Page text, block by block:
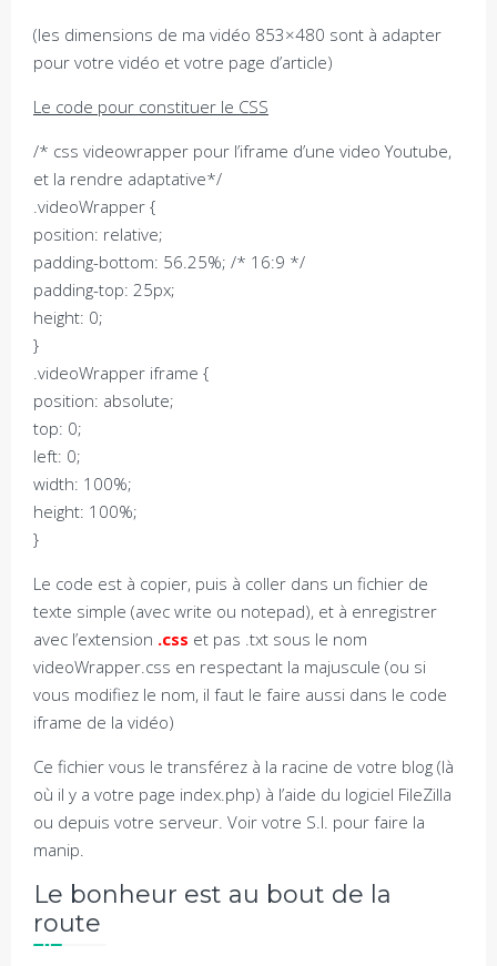
(les dimensions de ma vidéo 853×480 sont à adapter
pour votre vidéo et votre page d’article)
Le code pour constituer le CSS
/* css videowrapper pour l’iframe d’une video Youtube,
et la rendre adaptative*/
.videoWrapper {
position: relative;
padding-bottom: 56.25%; /* 16:9 */
padding-top: 25px;
height: 0;
}
.videoWrapper iframe {
position: absolute;
top: 0;
left: 0;
width: 100%;
height: 100%;
}
Le code est à copier, puis à coller dans un fichier de
texte simple (avec write ou notepad), et à enregistrer
avec l’extension .css et pas .txt sous le nom
videoWrapper.css en respectant la majuscule (ou si
vous modifiez le nom, il faut le faire aussi dans le code
iframe de la vidéo)
Ce fichier vous le transférez à la racine de votre blog (là
où il y a votre page index.php) à l’aide du logiciel FileZilla
ou depuis votre serveur. Voir votre S.I. pour faire la
manip.
Le bonheur est au bout de la
route